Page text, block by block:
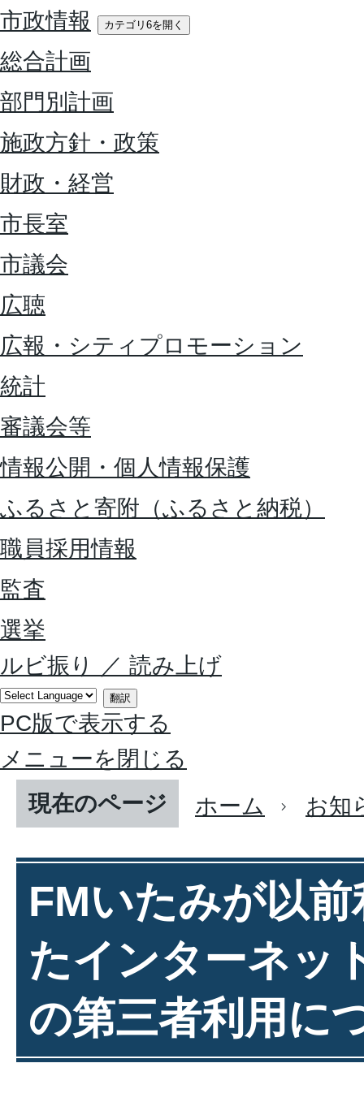
市政情報 カテゴリ6を開く
総合計画
部門別計画
施政方針・政策
財政・経営
市長室
市議会
広聴
広報・シティプロモーション
統計
審議会等
情報公開・個人情報保護
ふるさと寄附（ふるさと納税）
職員採用情報
監査
選挙
ルビ振り
／ 読み上げ
翻訳
PC版で表示する
メニューを閉じる
現在のページ
ホーム お知
FMいたみが以
たインターネッ
の第三者利用に